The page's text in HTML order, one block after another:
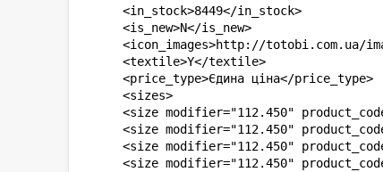
<in_stock>8449</in_stock>
<is_new>N</is_new>
<icon_images>http://totobi.com.ua/
<textile>Y</textile>
<price_type>Єдина ціна</price_type>
<sizes>
<size modifier="112.450"
<size modifier="112.450"
<size modifier="112.450"
<size modifier="112.450"